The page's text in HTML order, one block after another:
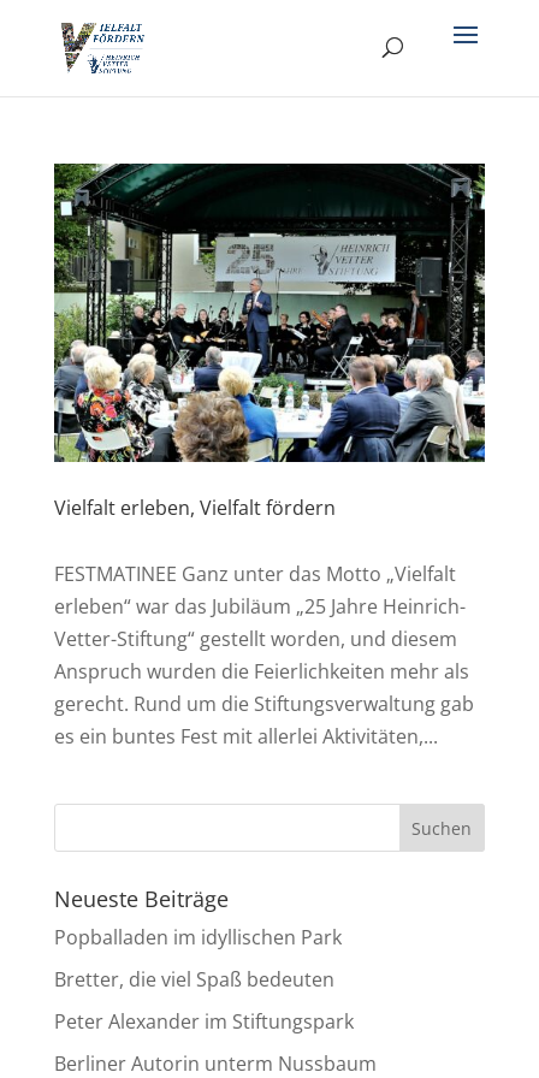
Vielfalt erleben, Vielfalt fördern
FESTMATINEE Ganz unter das Motto „Vielfalt
erleben“ war das Jubiläum „25 Jahre Heinrich-
Vetter-Stiftung“ gestellt worden, und diesem
Anspruch wurden die Feierlichkeiten mehr als
gerecht. Rund um die Stiftungsverwaltung gab
es ein buntes Fest mit allerlei Aktivitäten,...
Neueste Beiträge
Popballaden im idyllischen Park
Bretter, die viel Spaß bedeuten
Peter Alexander im Stiftungspark
Berliner Autorin unterm Nussbaum